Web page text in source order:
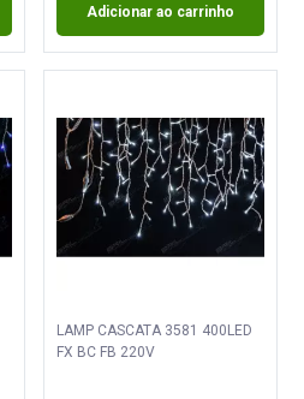
Adicionar ao carrinho
LAMP CASCATA 3581 400LED
FX BC FB 220V